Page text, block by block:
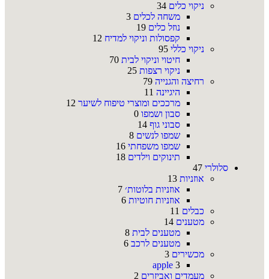
ניקוי כלים 34
משחה לכלים 3
נוזל כלים 19
קפסולות וניקוי למדיח 12
ניקוי כללי 95
חיטוי וניקוי לבית 70
ניקוי רצפות 25
רחיצה והגנייה 79
היגיינה 11
מרככים ומוצרי טיפוח לשיער 12
סבון ושמפו 0
סבוני גוף 14
שמפו לנשים 8
שמפו משפחתי 16
תינוקים וילדים 18
סלולרי 47
אוזניות 13
אוזניות בלוטות׳ 7
אוזניות חוטיות 6
כבלים 11
מטענים 14
מטענים לבית 8
מטענים לרכב 6
מכשירים 3
apple 3
מעמדים ואביזרים 2